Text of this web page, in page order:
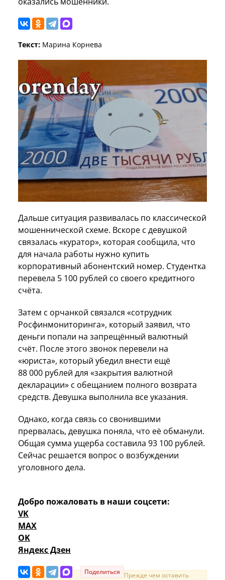
Текст: Марина Корнева
Дальше ситуация развивалась по классической
мошеннической схеме. Вскоре с девушкой
связалась «куратор», которая сообщила, что
для начала работы нужно купить
корпоративный абонентский номер. Студентка
перевела 5 100 рублей со своего кредитного
счёта.
Затем с орчанкой связался «сотрудник
Росфинмониторинга», который заявил, что
деньги попали на запрещённый валютный
счёт. После этого звонок перевели на
«юриста», который убедил внести ещё
88 000 рублей для «закрытия валютной
декларации» с обещанием полного возврата
средств. Девушка выполнила все указания.
Однако, когда связь со свонившими
прервалась, девушка поняла, что её обманули.
Общая сумма ущерба составила 93 100 рублей.
Сейчас решается вопрос о возбуждении
уголовного дела.
Добро пожаловать в наши соцсети:
VK
MAX
OK
Яндекс Дзен
Поделиться Прежде чем оставить